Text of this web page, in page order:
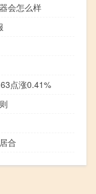
会怎么样
点涨0.41%
合